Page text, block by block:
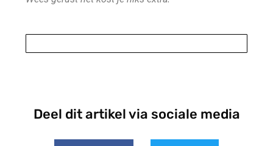
Deel dit artikel via sociale media